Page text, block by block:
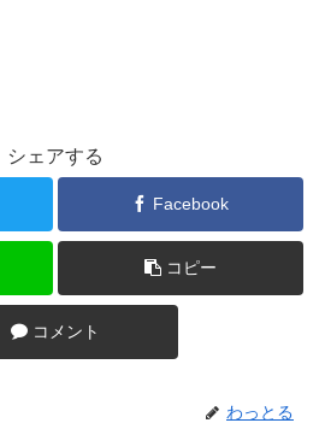
シェアする
Facebook
コピー
コメント
わっとる